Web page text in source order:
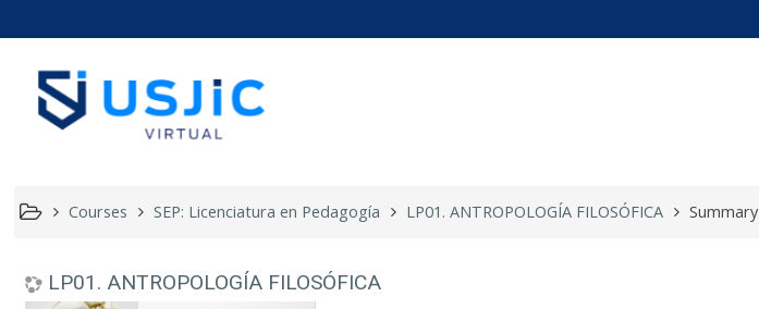
Courses SEP: Licenciatura en Pedagogía LP01. ANTROPOLOGÍA FILOSÓFICA Summary
LP01. ANTROPOLOGÍA FILOSÓFICA